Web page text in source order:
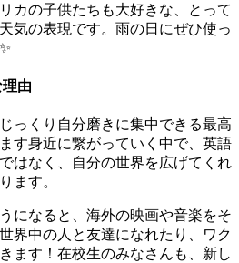
カの子供たちも大好きな、とって
気の表現です。雨の日にぜひ使っ
由
っくり自分磨きに集中できる最高
す身近に繋がっていく中で、英語
はなく、自分の世界を広げてくれ
ます。
になると、海外の映画や音楽をそ
界中の人と友達になれたり、ワク
ます！在校生のみなさんも、新し